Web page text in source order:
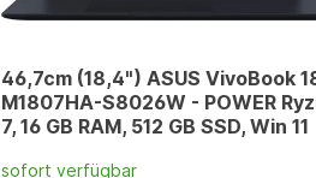
46,7cm (18,4") ASUS VivoBook
M1807HA-S8026W - POWER
7, 16 GB RAM, 512 GB SSD, Win 11
sofort verfügbar